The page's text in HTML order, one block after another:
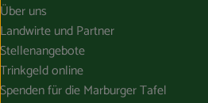
Über uns
Landwirte und Partner
Stellenangebote
Trinkgeld online
Spenden für die Marburger Tafel